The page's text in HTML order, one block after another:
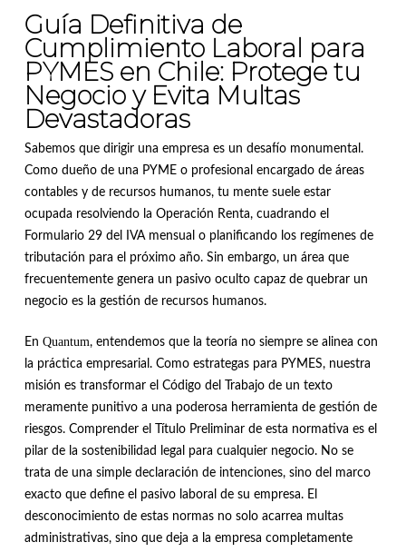
Guía Definitiva de
Cumplimiento Laboral para
PYMES en Chile: Protege tu
Negocio y Evita Multas
Devastadoras
Sabemos que dirigir una empresa es un desafío monumental.
Como dueño de una PYME o profesional encargado de áreas
contables y de recursos humanos, tu mente suele estar
ocupada resolviendo la Operación Renta, cuadrando el
Formulario 29 del IVA mensual o planificando los regímenes de
tributación para el próximo año. Sin embargo, un área que
frecuentemente genera un pasivo oculto capaz de quebrar un
negocio es la gestión de recursos humanos.
En Quantum, entendemos que la teoría no siempre se alinea con
la práctica empresarial. Como estrategas para PYMES, nuestra
misión es transformar el Código del Trabajo de un texto
meramente punitivo a una poderosa herramienta de gestión de
riesgos. Comprender el Título Preliminar de esta normativa es el
pilar de la sostenibilidad legal para cualquier negocio. No se
trata de una simple declaración de intenciones, sino del marco
exacto que define el pasivo laboral de su empresa. El
desconocimiento de estas normas no solo acarrea multas
administrativas, sino que deja a la empresa completamente